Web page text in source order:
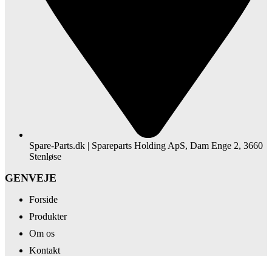
Spare-Parts.dk | Spareparts Holding ApS, Dam Enge 2, 3660
Stenløse
GENVEJE
Forside
Produkter
Om os
Kontakt